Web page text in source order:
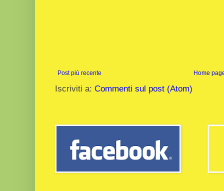
Post più recente Home
Iscriviti a: Commenti sul post (Atom)